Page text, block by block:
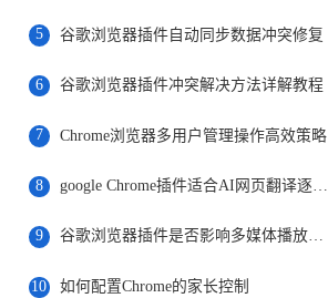
5 谷歌浏览器插件自动同步数据冲突修复
6 谷歌浏览器插件冲突解决方法详解教程
7 Chrome浏览器多用户管理操作高效策略
8
9 谷歌浏览器插件是否影响多媒体播放效果
10 如何配置Chrome的家长控制